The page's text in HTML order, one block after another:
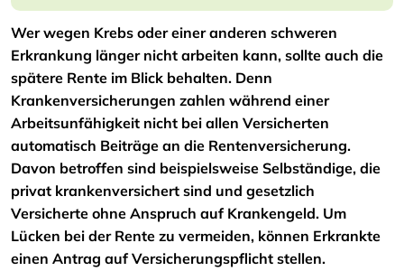
Wer wegen Krebs oder einer anderen schweren
Erkrankung länger nicht arbeiten kann, sollte auch die
spätere Rente im Blick behalten. Denn
Krankenversicherungen zahlen während einer
Arbeitsunfähigkeit nicht bei allen Versicherten
automatisch Beiträge an die Rentenversicherung.
Davon betroffen sind beispielsweise Selbständige, die
privat krankenversichert sind und gesetzlich
Versicherte ohne Anspruch auf Krankengeld. Um
Lücken bei der Rente zu vermeiden, können Erkrankte
einen Antrag auf Versicherungspflicht stellen.